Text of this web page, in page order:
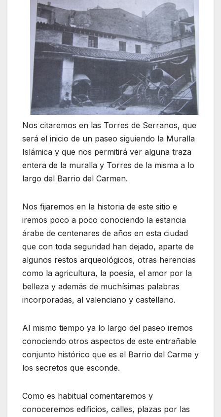
Nos citaremos en las Torres de Serranos, que
será el inicio de un paseo siguiendo la Muralla
Islámica y que nos permitirá ver alguna traza
entera de la muralla y Torres de la misma a lo
largo del Barrio del Carmen.
Nos fijaremos en la historia de este sitio e
iremos poco a poco conociendo la estancia
árabe de centenares de años en esta ciudad
que con toda seguridad han dejado, aparte de
algunos restos arqueológicos, otras herencias
como la agricultura, la poesía, el amor por la
belleza y además de muchísimas palabras
incorporadas, al valenciano y castellano.
Al mismo tiempo ya lo largo del paseo iremos
conociendo otros aspectos de este entrañable
conjunto histórico que es el Barrio del Carme y
los secretos que esconde.
Como es habitual comentaremos y
conoceremos edificios, calles, plazas por las